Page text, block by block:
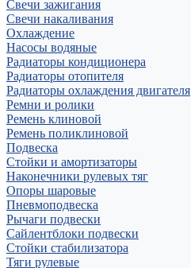
Свечи зажигания
Свечи накаливания
Охлаждение
Насосы водяные
Радиаторы кондиционера
Радиаторы отопителя
Радиаторы охлаждения двигателя
Ремни и ролики
Ремень клиновой
Ремень поликлиновой
Подвеска
Стойки и амортизаторы
Наконечники рулевых тяг
Опоры шаровые
Пневмоподвеска
Рычаги подвески
Сайлентблоки подвески
Стойки стабилизатора
Тяги рулевые